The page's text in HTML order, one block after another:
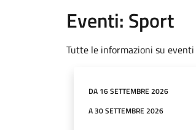
Eventi: Sport
Tutte le informazioni su eventi
DA 16 SETTEMBRE 2026
A 30 SETTEMBRE 2026